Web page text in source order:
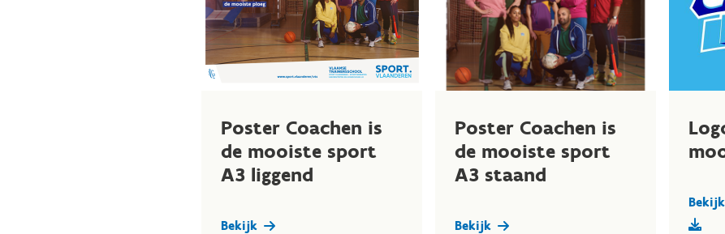
Poster Coachen is
de mooiste sport
A3 liggend
Bekijk
Poster Coachen is
de mooiste sport
A3 staand
Bekijk
Bekijk